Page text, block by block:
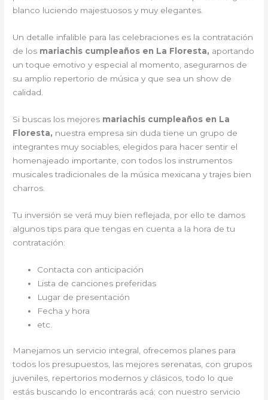
blanco luciendo majestuosos y muy elegantes.
Un detalle infalible para las celebraciones es la contratación
de los mariachis cumpleaños en La Floresta, aportando
un toque emotivo y especial al momento, asegurarnos de
su amplio repertorio de música y que sea un show de
calidad.
Si buscas los mejores mariachis cumpleaños en La
Floresta, nuestra empresa sin duda tiene un grupo de
integrantes muy sociables, elegidos para hacer sentir el
homenajeado importante, con todos los instrumentos
musicales tradicionales de la música mexicana y trajes bien
charros.
Tu inversión se verá muy bien reflejada, por ello te damos
algunos tips para que tengas en cuenta a la hora de tu
contratación:
Contacta con anticipación
Lista de canciones preferidas
Lugar de presentación
Fecha y hora
etc.
Manejamos un servicio integral, ofrecemos planes para
todos los presupuestos, las mejores serenatas, con grupos
juveniles, repertorios modernos y clásicos, todo lo que
estás buscando lo encontrarás acá; con nuestro servicio